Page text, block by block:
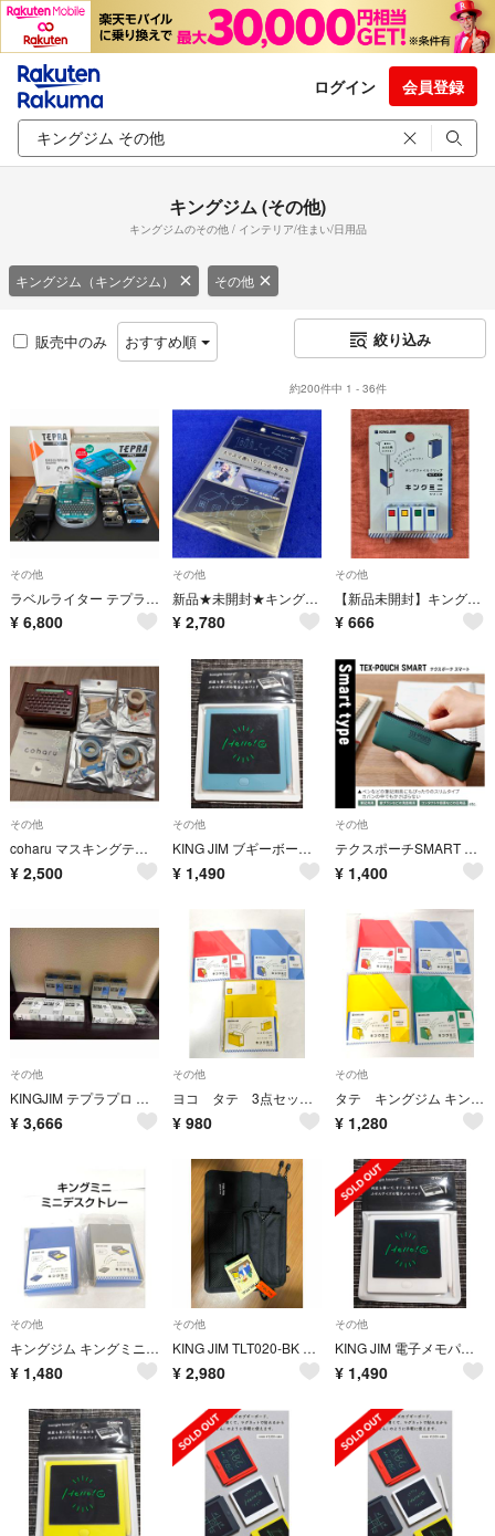
ログイン 会員登録
キングジム (その他)
キングジムのその他 / インテリア/住まい/日用品
キングジム（キングジム） その他
販売中のみ おすすめ順 絞り込み
約200件中 1 - 36件
その他
ラベルライター テプラPRO SR232 KING JIM セット
¥ 6,800
その他
新品★未開封★キングジム 電子メモパッド 「ブギーボード(boogie board)」 BB-1GX (黒) ブラック
¥ 2,780
その他
【新品未開封】キングファイルクリップ Mサイズ
¥ 666
その他
coharu マスキングテーププリンター テープ付き
¥ 2,500
その他
KING JIM ブギーボード 電子メモパッド BB-12 ブルー
¥ 1,490
その他
テクスポーチSMART TXP600-KH
¥ 1,400
その他
KINGJIM テプラプロ テープカートリッジ 白 青 6mm 9mm 計×10
¥ 3,666
その他
ヨコ タテ 3点セット キングジム キングミニ ミニGボックスPP
¥ 980
その他
タテ キングジム キングミニ ミニGボックスPP ４点セット
¥ 1,280
その他
キングジム キングミニシリーズ ミニトレー ブルー、グレー２点セット
¥ 1,480
その他
KING JIM TLT020-BK マルチケース
¥ 2,980
その他
KING JIM 電子メモパッド ホワイト
¥ 1,490